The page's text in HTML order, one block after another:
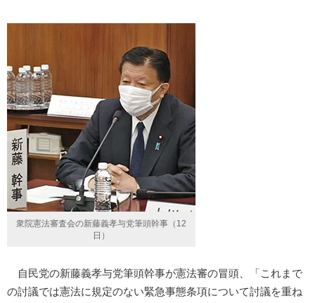
衆院憲法審査会の新藤義孝与党筆頭幹事（12
日）
自民党の新藤義孝与党筆頭幹事が憲法審の冒頭、「これまで
の討議では憲法に規定のない緊急事態条項について討議を重ね